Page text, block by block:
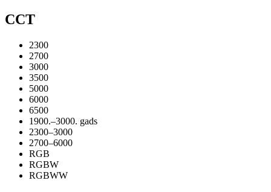
CCT
2300
2700
3000
3500
5000
6000
6500
1900.–3000. gads
2300–3000
2700–6000
RGB
RGBW
RGBWW